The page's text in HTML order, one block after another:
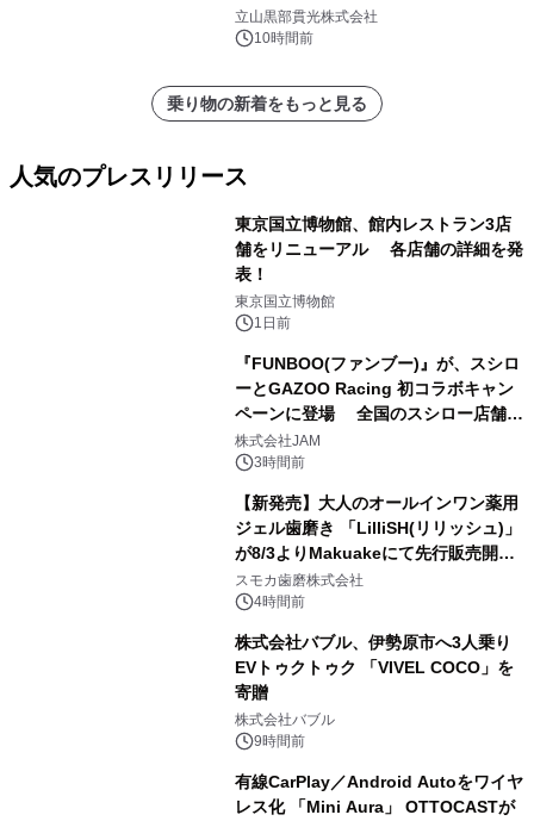
立山黒部貫光株式会社
10時間前
乗り物の新着をもっと見る
人気のプレスリリース
東京国立博物館、館内レストラン3店
舗をリニューアル 各店舗の詳細を発
表！
東京国立博物館
1日前
『FUNBOO(ファンブー)』が、スシロ
ーとGAZOO Racing 初コラボキャン
ペーンに登場 全国のスシロー店舗で
GR 4車種の FUNBOO(ミニカー)付き
メニューが展開されます
株式会社JAM
3時間前
【新発売】大人のオールインワン薬用
ジェル歯磨き 「LilliSH(リリッシュ)」
が8/3よりMakuakeにて先行販売開
始！
スモカ歯磨株式会社
4時間前
株式会社バブル、伊勢原市へ3人乗り
EVトゥクトゥク 「VIVEL COCO」を
寄贈
株式会社バブル
9時間前
有線CarPlay／Android Autoをワイヤ
レス化 「Mini Aura」 OTTOCASTが